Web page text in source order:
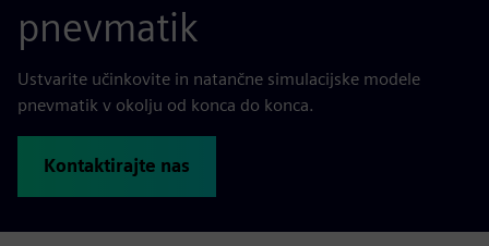
pnevmatik
Ustvarite učinkovite in natančne simulacijske modele
pnevmatik v okolju od konca do konca.
Kontaktirajte nas